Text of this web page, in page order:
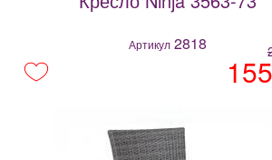
Артикул 2818